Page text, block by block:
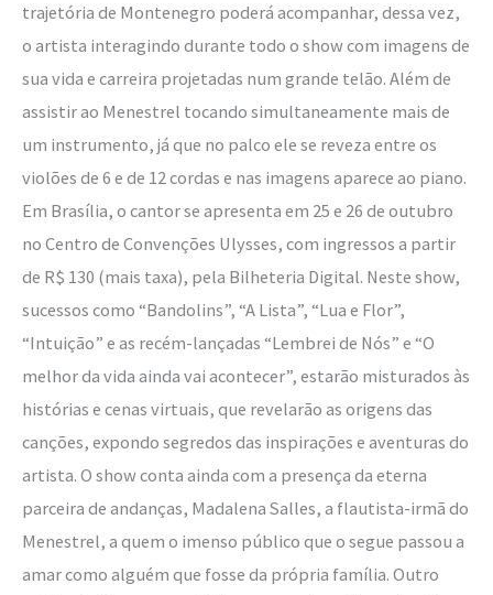
trajetória de Montenegro poderá acompanhar, dessa vez,
o artista interagindo durante todo o show com imagens de
sua vida e carreira projetadas num grande telão. Além de
assistir ao Menestrel tocando simultaneamente mais de
um instrumento, já que no palco ele se reveza entre os
violões de 6 e de 12 cordas e nas imagens aparece ao piano.
Em Brasília, o cantor se apresenta em 25 e 26 de outubro
no Centro de Convenções Ulysses, com ingressos a partir
de R$ 130 (mais taxa), pela Bilheteria Digital. Neste show,
sucessos como “Bandolins”, “A Lista”, “Lua e Flor”,
“Intuição” e as recém-lançadas “Lembrei de Nós” e “O
melhor da vida ainda vai acontecer”, estarão misturados às
histórias e cenas virtuais, que revelarão as origens das
canções, expondo segredos das inspirações e aventuras do
artista. O show conta ainda com a presença da eterna
parceira de andanças, Madalena Salles, a flautista-irmã do
Menestrel, a quem o imenso público que o segue passou a
amar como alguém que fosse da própria família. Outro